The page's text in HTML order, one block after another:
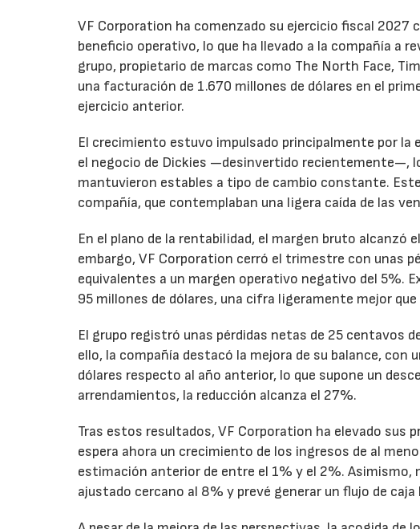
VF Corporation ha comenzado su ejercicio fiscal
beneficio operativo, lo que ha llevado a la compañía a
grupo, propietario de marcas como The North Face,
una facturación de 1.670 millones de dólares en el
ejercicio anterior.
El crecimiento estuvo impulsado principalmente por la
el negocio de Dickies —desinvertido recientemente—,
mantuvieron estables a tipo de cambio constante.
compañía, que contemplaban una ligera caída de las
En el plano de la rentabilidad, el margen bruto alcanzó
embargo, VF Corporation cerró el trimestre con unas
equivalentes a un margen operativo negativo del 5%.
95 millones de dólares, una cifra ligeramente mejor
El grupo registró unas pérdidas netas de 25 centavos
ello, la compañía destacó la mejora de su balance, con
dólares respecto al año anterior, lo que supone un
arrendamientos, la reducción alcanza el 27%.
Tras estos resultados, VF Corporation ha elevado sus
espera ahora un crecimiento de los ingresos de al
estimación anterior de entre el 1% y el 2%.
ajustado cercano al 8% y prevé generar un flujo de